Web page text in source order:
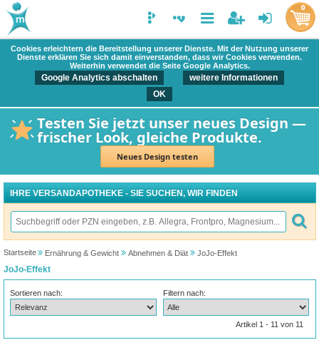
Cookies erleichtern die Bereitstellung unserer Dienste. Mit der Nutzung unserer
Dienste erklären Sie sich damit einverstanden, dass wir Cookies verwenden.
Weiterhin verwendet die Seite Google Analytics.
Google Analytics abschalten
weitere Informationen
OK
Testen Sie jetzt unser neues Design —
frischer Look, gleiche Produkte.
Neues Design testen
0
IHRE VERSANDAPOTHEKE - SIE SUCHEN, WIR FINDEN
Startseite Ernährung & Gewicht Abnehmen & Diät JoJo-Effekt
JoJo-Effekt
Sortieren nach: Filtern nach:
Artikel 1 - 11 von 11